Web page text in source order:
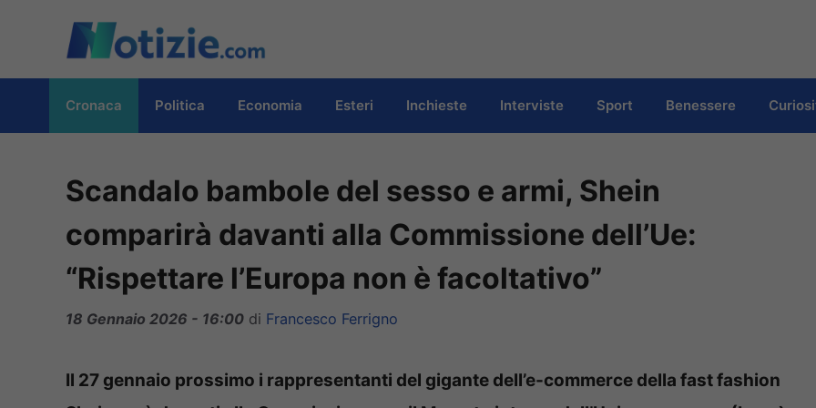
contenuto
Cronaca Politica Economia Esteri Inchieste Interviste Sport Benessere
Scandalo bambole del sesso e armi, Shein
comparirà davanti alla Commissione dell’Ue:
“Rispettare l’Europa non è facoltativo”
18 Gennaio 2026 - 16:00 di Francesco Ferrigno
Il 27 gennaio prossimo i rappresentanti del gigante dell’e-commerce della fast fashion